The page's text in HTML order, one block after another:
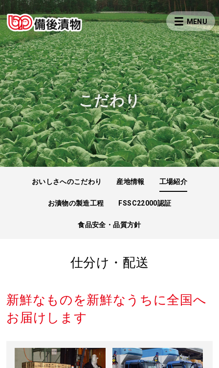
こだわり
おいしさへのこだわり 産地情報 工場紹介
お漬物の製造工程 FSSC22000認証
食品安全・品質方針
仕分け・配送
新鮮なものを新鮮なうちに全国へ
お届けします